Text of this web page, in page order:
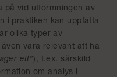
på vid utformningen av
i praktiken kan uppfatta
olika typer av
vara relevant att ha
ett”), t.ex. särskild
om analys i